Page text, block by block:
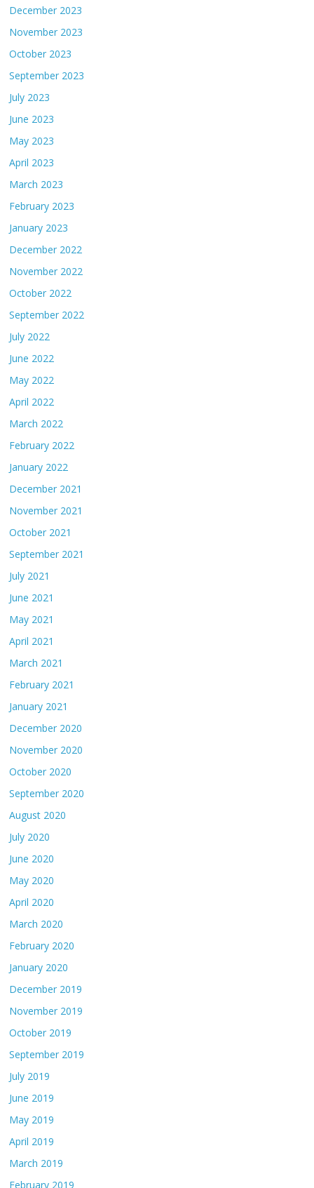
December 2023
November 2023
October 2023
September 2023
July 2023
June 2023
May 2023
April 2023
March 2023
February 2023
January 2023
December 2022
November 2022
October 2022
September 2022
July 2022
June 2022
May 2022
April 2022
March 2022
February 2022
January 2022
December 2021
November 2021
October 2021
September 2021
July 2021
June 2021
May 2021
April 2021
March 2021
February 2021
January 2021
December 2020
November 2020
October 2020
September 2020
August 2020
July 2020
June 2020
May 2020
April 2020
March 2020
February 2020
January 2020
December 2019
November 2019
October 2019
September 2019
July 2019
June 2019
May 2019
April 2019
March 2019
February 2019